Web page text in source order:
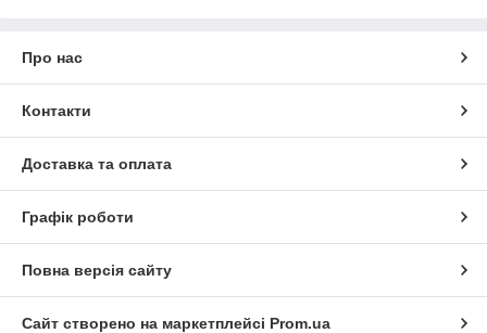
Про нас
Контакти
Доставка та оплата
Графік роботи
Повна версія сайту
Сайт створено на маркетплейсі Prom.ua